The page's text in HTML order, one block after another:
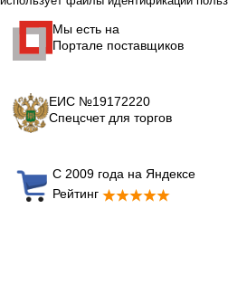
Мы есть на
Портале поставщиков
ЕИС №19172220
Спецсчет для торгов
С 2009 года на Яндексе
Рейтинг